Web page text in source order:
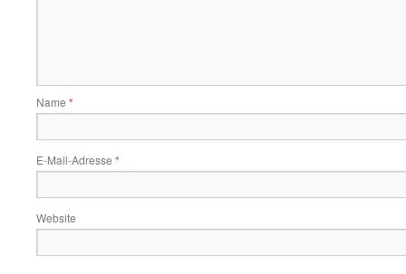
Name *
E-Mail-Adresse *
Website